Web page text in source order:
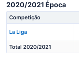
2020/2021 Época
Competição
La Liga
Total 2020/2021